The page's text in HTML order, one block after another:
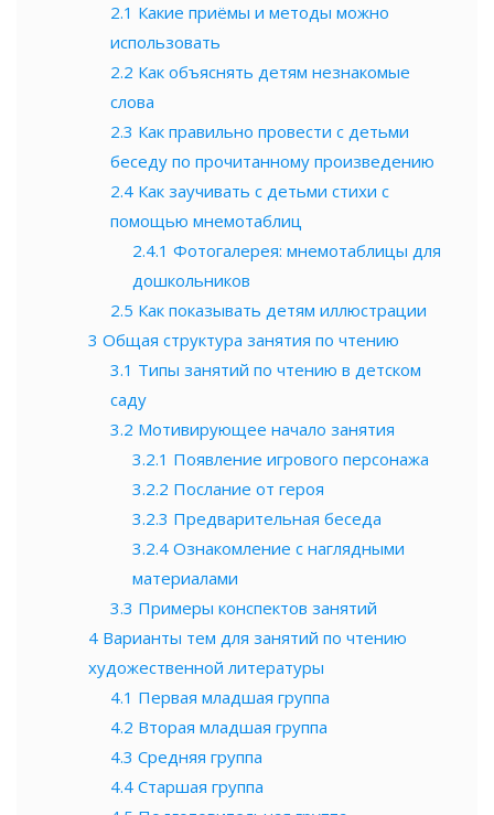
2.1 Какие приёмы и методы можно
использовать
2.2 Как объяснять детям незнакомые
слова
2.3 Как правильно провести с детьми
беседу по прочитанному произведению
2.4 Как заучивать с детьми стихи с
помощью мнемотаблиц
2.4.1 Фотогалерея: мнемотаблицы для
дошкольников
2.5 Как показывать детям иллюстрации
3 Общая структура занятия по чтению
3.1 Типы занятий по чтению в детском
саду
3.2 Мотивирующее начало занятия
3.2.1 Появление игрового персонажа
3.2.2 Послание от героя
3.2.3 Предварительная беседа
3.2.4 Ознакомление с наглядными
материалами
3.3 Примеры конспектов занятий
4 Варианты тем для занятий по чтению
художественной литературы
4.1 Первая младшая группа
4.2 Вторая младшая группа
4.3 Средняя группа
4.4 Старшая группа